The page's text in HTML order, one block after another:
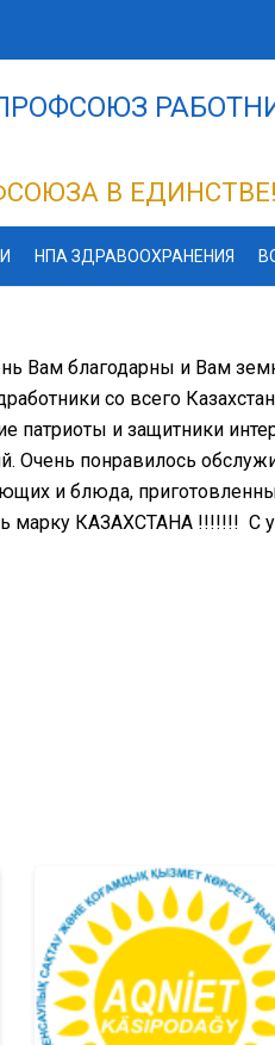
В ЕДИНСТВЕ!
НПА ЗДРАВООХРАНЕНИЯ
Вам благодарны и Вам
со всего
патриоты и защитники
Очень понравилось
и блюда,
марку КАЗАХСТАНА !!!!!!! С